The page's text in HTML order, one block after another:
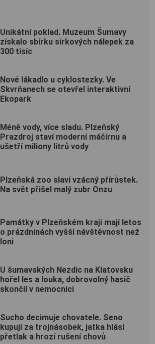
Unikátní poklad. Muzeum Šumavy
získalo sbírku sirkových nálepek za
300 tisíc
Nové lákadlo u cyklostezky. Ve
Skvrňanech se otevřel interaktivní
Ekopark
Méně vody, více sladu. Plzeňský
Prazdroj staví moderní máčírnu a
ušetří miliony litrů vody
Plzeňská zoo slaví vzácný přírůstek.
Na svět přišel malý zubr Onzu
Památky v Plzeňském kraji mají letos
o prázdninách vyšší návštěvnost než
loni
U šumavských Nezdic na Klatovsku
hořel les a louka, dobrovolný hasič
skončil v nemocnici
Sucho decimuje chovatele. Seno
kupují za trojnásobek, jatka hlásí
přetlak a hrozí rušení chovů